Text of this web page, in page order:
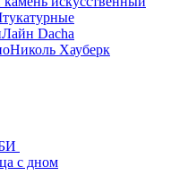
Dacha
Хауберк
с дном